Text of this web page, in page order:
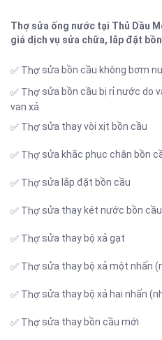
Thợ sửa ống nước tại Thủ Dầu
giá dịch vụ sửa chữa, lắp đặt
✅ Thợ sửa bồn cầu không bơm
✅ Thợ sửa bồn cầu bị rỉ nước do
van xả
✅ Thợ sửa thay vòi xịt bồn cầu
✅ Thợ sửa khắc phục chân bồn
✅ Thợ sửa lắp đặt bồn cầu
✅ Thợ sửa thay két nước bồn cầu
✅ Thợ sửa thay bộ xả gạt
✅ Thợ sửa thay bộ xả một nhấn
✅ Thợ sửa thay bộ xả hai nhấn
✅ Thợ sửa thay bồn cầu mới